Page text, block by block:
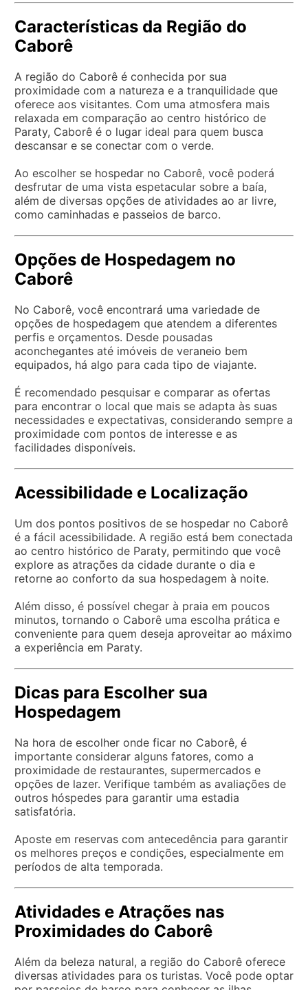
Características da Região do
Caborê
A região do Caborê é conhecida por sua
proximidade com a natureza e a tranquilidade que
oferece aos visitantes. Com uma atmosfera mais
relaxada em comparação ao centro histórico de
Paraty, Caborê é o lugar ideal para quem busca
descansar e se conectar com o verde.
Ao escolher se hospedar no Caborê, você poderá
desfrutar de uma vista espetacular sobre a baía,
além de diversas opções de atividades ao ar livre,
como caminhadas e passeios de barco.
Opções de Hospedagem no
Caborê
No Caborê, você encontrará uma variedade de
opções de hospedagem que atendem a diferentes
perfis e orçamentos. Desde pousadas
aconchegantes até imóveis de veraneio bem
equipados, há algo para cada tipo de viajante.
É recomendado pesquisar e comparar as ofertas
para encontrar o local que mais se adapta às suas
necessidades e expectativas, considerando sempre a
proximidade com pontos de interesse e as
facilidades disponíveis.
Acessibilidade e Localização
Um dos pontos positivos de se hospedar no Caborê
é a fácil acessibilidade. A região está bem conectada
ao centro histórico de Paraty, permitindo que você
explore as atrações da cidade durante o dia e
retorne ao conforto da sua hospedagem à noite.
Além disso, é possível chegar à praia em poucos
minutos, tornando o Caborê uma escolha prática e
conveniente para quem deseja aproveitar ao máximo
a experiência em Paraty.
Dicas para Escolher sua
Hospedagem
Na hora de escolher onde ficar no Caborê, é
importante considerar alguns fatores, como a
proximidade de restaurantes, supermercados e
opções de lazer. Verifique também as avaliações de
outros hóspedes para garantir uma estadia
satisfatória.
Aposte em reservas com antecedência para garantir
os melhores preços e condições, especialmente em
períodos de alta temporada.
Atividades e Atrações nas
Proximidades do Caborê
Além da beleza natural, a região do Caborê oferece
diversas atividades para os turistas. Você pode optar